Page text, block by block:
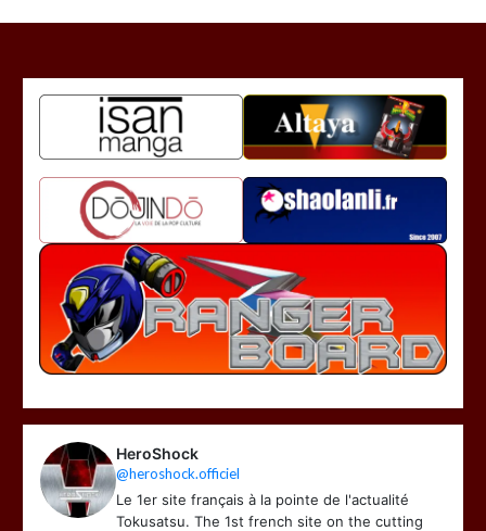
HeroShock
@heroshock.officiel
Le 1er site français à la pointe de l'actualité
Tokusatsu. The 1st french site on the cutting